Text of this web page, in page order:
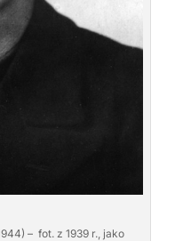
– fot. z 1939 r., jako